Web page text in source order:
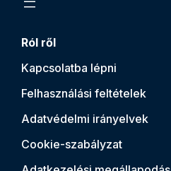
Ról ről
Kapcsolatba lépni
Felhasználási feltételek
Adatvédelmi irányelvek
Cookie-szabályzat